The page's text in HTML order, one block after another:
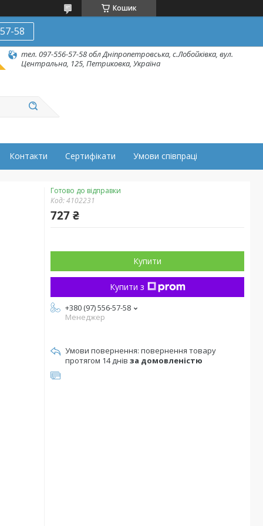
Кошик
58
тел. 097-556-57-58 обл Дніпропетровська, с.Лобойківка, вул.
Центральна, 125, Петриковка, Україна
Контакти Сертифікати Умови співпраці
Готово до відправки
Код:4102231
727 ₴
Купити
Купити з
+380 (97) 556-57-58
Менеджер
повернення товару
протягом 14 днів за домовленістю